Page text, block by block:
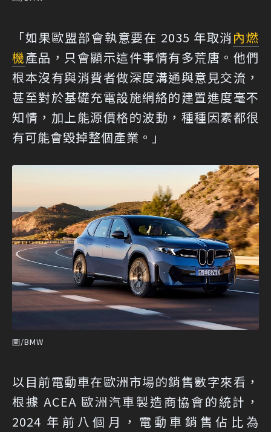
「如果歐盟部會執意要在 2035 年取消內燃
機產品，只會顯示這件事情有多荒唐。他們
根本沒有與消費者做深度溝通與意見交流，
甚至對於基礎充電設施網絡的建置進度毫不
知情，加上能源價格的波動，種種因素都很
有可能會毀掉整個產業。」
圖/BMW
以目前電動車在歐洲市場的銷售數字來看，
根據 ACEA 歐洲汽車製造商協會的統計，
2024 年前八個月，電動車銷售佔比為